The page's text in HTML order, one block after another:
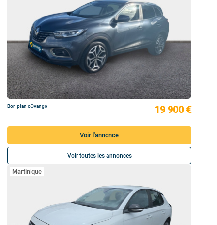
Bon plan oOvango 19 900 €
Voir l'annonce
Voir toutes les annonces
Martinique